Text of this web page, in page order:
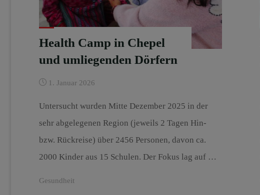
Health Camp in Chepel
und umliegenden Dörfern
1. Januar 2026
Untersucht wurden Mitte Dezember 2025 in der
sehr abgelegenen Region (jeweils 2 Tagen Hin-
bzw. Rückreise) über 2456 Personen, davon ca.
2000 Kinder aus 15 Schulen. Der Fokus lag auf …
Gesundheit